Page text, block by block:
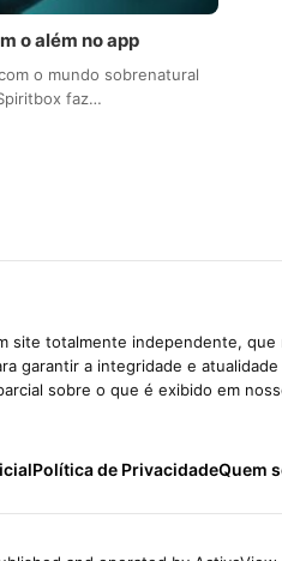
o além no app
o mundo sobrenatural
faz…
site totalmente independente, que
garantir a integridade e
sobre o que é exibido em
Política de PrivacidadeQuem